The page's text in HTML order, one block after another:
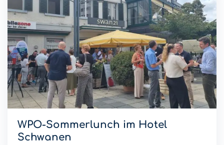
WPO-Sommerlunch im Hotel
Schwanen